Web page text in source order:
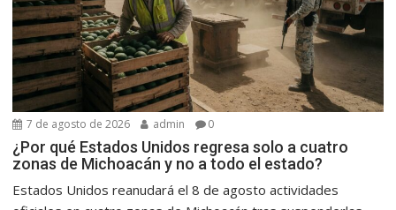
7 de agosto de 2026 admin 0
¿Por qué Estados Unidos regresa solo a cuatro
zonas de Michoacán y no a todo el estado?
Estados Unidos reanudará el 8 de agosto actividades